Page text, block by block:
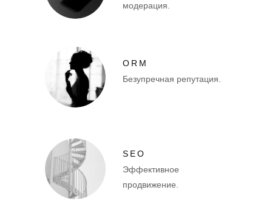
модерация.
Безупречная репутация.
Эффективное
продвижение.
ORM
SEO